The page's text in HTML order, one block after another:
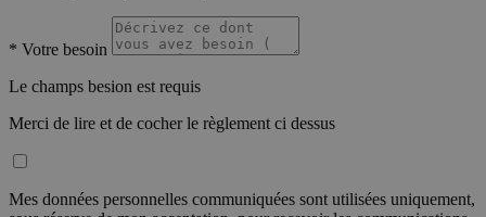
* Votre besoin
Le champs besion est requis
Merci de lire et de cocher le règlement ci dessus
Mes données personnelles communiquées sont utilisées uniquement,